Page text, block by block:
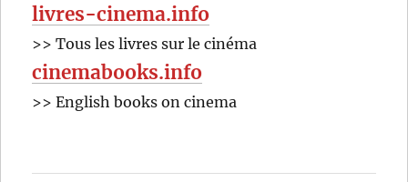
livres-cinema.info
>> Tous les livres sur le cinéma
cinemabooks.info
>> English books on cinema